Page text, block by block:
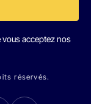
acceptez nos
réservés.